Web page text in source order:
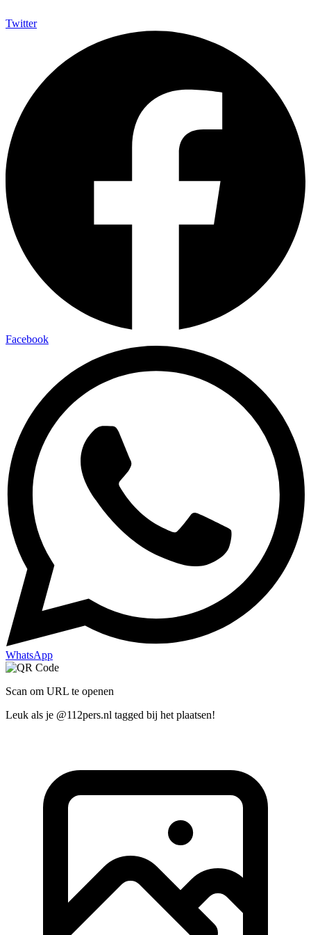
Twitter
Facebook
WhatsApp
Scan om URL te openen
Leuk als je @112pers.nl tagged bij het plaatsen!